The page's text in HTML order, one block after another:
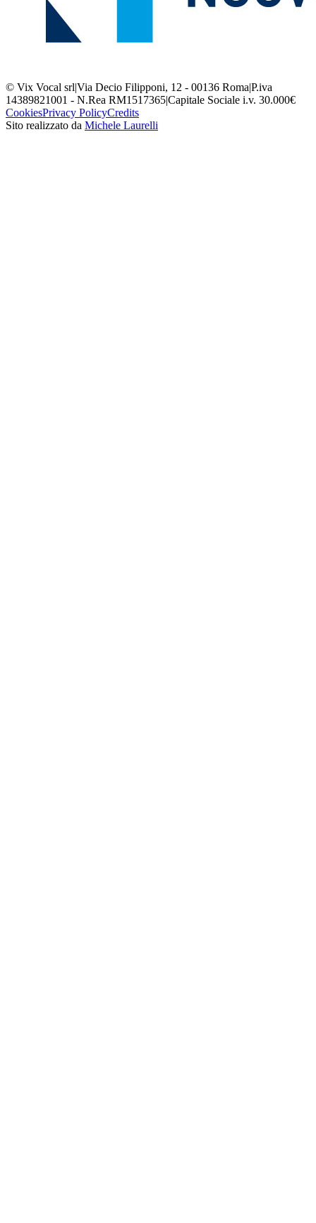
© Vix Vocal srlVia Decio Filipponi, 12 - 00136 RomaP.iva
14389821001 - N.Rea RM1517365Capitale Sociale i.v. 30.000€
CookiesPrivacy PolicyCredits
Sito realizzato da Michele Laurelli